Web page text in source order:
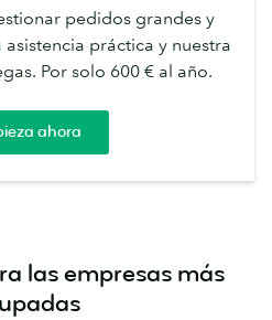
pedidos grandes y
práctica y nuestra
Por solo 600 € al año.
ahora
las empresas más